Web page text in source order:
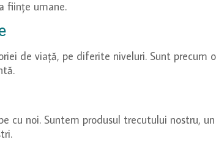
ființe umane.
de viață, pe diferite niveluri. Sunt precum
cu noi. Suntem produsul trecutului nostru,